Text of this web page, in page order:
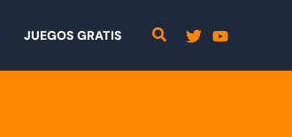
JUEGOS GRATIS